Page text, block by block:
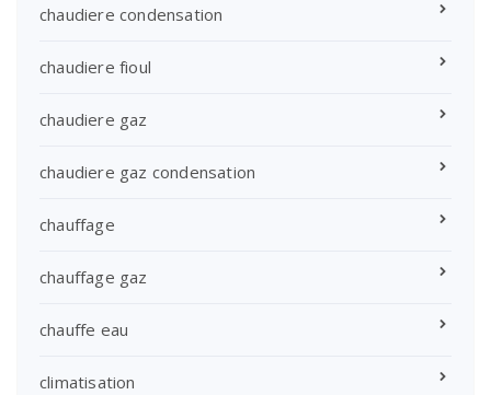
chaudiere condensation
chaudiere fioul
chaudiere gaz
chaudiere gaz condensation
chauffage
chauffage gaz
chauffe eau
climatisation